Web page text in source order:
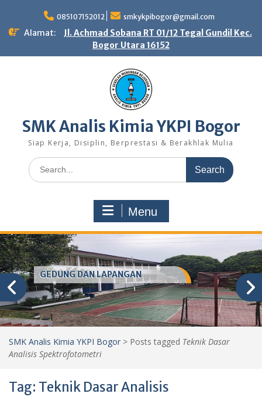
content
085107152012 smkykpibogor@gmail.com
Alamat:
Jl. Achmad Sobana RT 01/12 Tegal Gundil Kec.
Bogor Utara 16152
SMK Analis Kimia YKPI Bogor
Siap Kerja, Disiplin, Berprestasi & Berakhlak Mulia
Search
for:
Menu
GEDUNG DAN LAPANGAN
SMK Analis Kimia YKPI Bogor > Posts tagged Teknik Dasar
Analisis Spektrofotometri
Tag: Teknik Dasar Analisis